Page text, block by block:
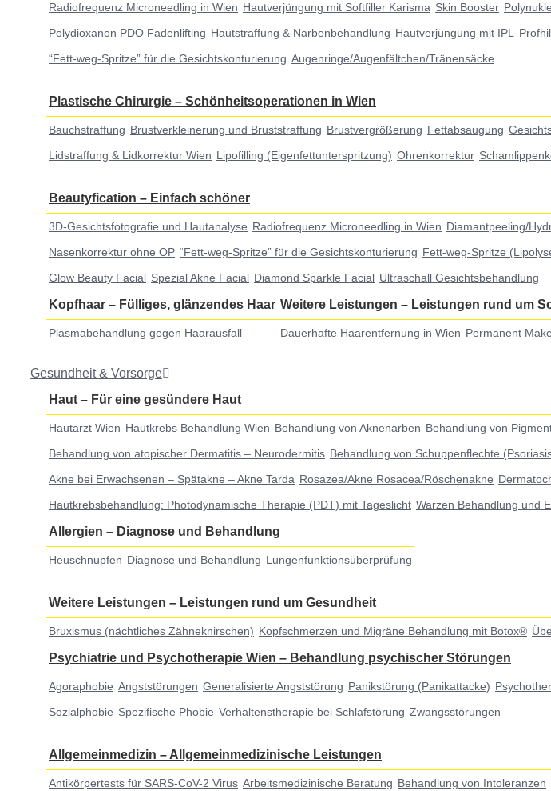
Radiofrequenz Microneedling in Wien Hautverjüngung mit Softfiller Karisma Skin Booster
Polydioxanon PDO Fadenlifting Hautstraffung & Narbenbehandlung Hautverjüngung mit IPL
“Fett-weg-Spritze” für die Gesichtskonturierung Augenringe/Augenfältchen/Tränensäcke
Plastische Chirurgie – Schönheitsoperationen in Wien
Bauchstraffung Brustverkleinerung und Bruststraffung Brustvergrößerung Fettabsaugung
Lidstraffung & Lidkorrektur Wien Lipofilling (Eigenfettunterspritzung) Ohrenkorrektur
Beautyfication – Einfach schöner
3D-Gesichtsfotografie und Hautanalyse Radiofrequenz Microneedling in Wien Diamantpeeling/
Nasenkorrektur ohne OP “Fett-weg-Spritze” für die Gesichtskonturierung Fett-weg-Spritze
Glow Beauty Facial Spezial Akne Facial Diamond Sparkle Facial Ultraschall Gesichtsbehandlung
Kopfhaar – Fülliges, glänzendes Haar
Plasmabehandlung gegen Haarausfall
Weitere Leistungen – Leistungen rund um
Dauerhafte Haarentfernung in Wien Permanent
Gesundheit & Vorsorge
Haut – Für eine gesündere Haut
Hautarzt Wien Hautkrebs Behandlung Wien Behandlung von Aknenarben Behandlung von
Behandlung von atopischer Dermatitis – Neurodermitis Behandlung von Schuppenflechte
Akne bei Erwachsenen – Spätakne – Akne Tarda Rosazea/Akne Rosacea/Röschenakne
Hautkrebsbehandlung: Photodynamische Therapie (PDT) mit Tageslicht Warzen Behandlung und
Allergien – Diagnose und Behandlung
Heuschnupfen Diagnose und Behandlung Lungenfunktionsüberprüfung
Weitere Leistungen – Leistungen rund um Gesundheit
Bruxismus (nächtliches Zähneknirschen) Kopfschmerzen und Migräne Behandlung mit Botox®
Psychiatrie und Psychotherapie Wien – Behandlung psychischer Störungen
Agoraphobie Angststörungen Generalisierte Angststörung Panikstörung (Panikattacke)
Sozialphobie Spezifische Phobie Verhaltenstherapie bei Schlafstörung Zwangsstörungen
Allgemeinmedizin – Allgemeinmedizinische Leistungen
Antikörpertests für SARS-CoV-2 Virus Arbeitsmedizinische Beratung Behandlung von Intoleranzen